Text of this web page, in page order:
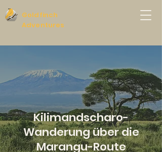
Goldfinch
Adventures
Kilimandscharo-
Wanderung über die
Marangu-Route